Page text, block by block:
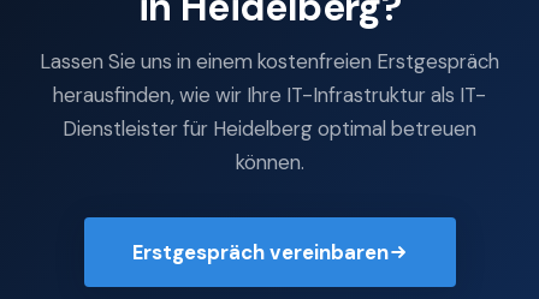
Lassen Sie uns in einem kostenfreien Erstgespräch
herausfinden, wie wir Ihre IT-Infrastruktur als IT-
Dienstleister für Heidelberg optimal betreuen
können.
Erstgespräch vereinbaren